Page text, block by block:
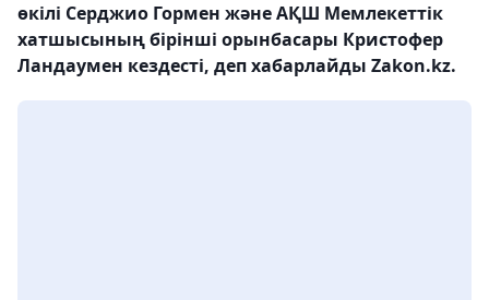
өкілі Серджио Гормен және АҚШ Мемлекеттік
хатшысының бірінші орынбасары Кристофер
Ландаумен кездесті, деп хабарлайды Zakon.kz.